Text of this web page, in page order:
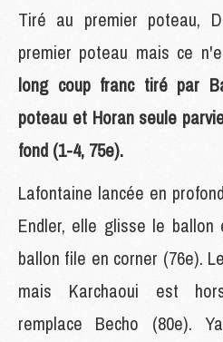
Tiré au premier poteau,
premier poteau mais ce
long coup franc tiré par
poteau et Horan seule
fond (1-4, 75e).
Lafontaine lancée en
Endler, elle glisse le
ballon file en corner (76e).
mais Karchaoui est
remplace Becho (80e).